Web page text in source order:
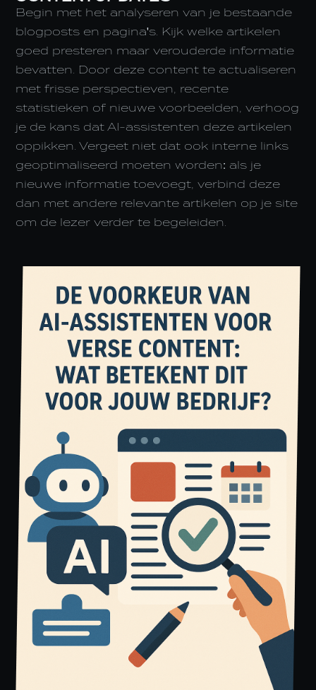
Begin met het analyseren van je bestaande
blogposts en pagina's. Kijk welke artikelen
goed presteren maar verouderde informatie
bevatten. Door deze content te actualiseren
met frisse perspectieven, recente
statistieken of nieuwe voorbeelden, verhoog
je de kans dat AI-assistenten deze artikelen
oppikken. Vergeet niet dat ook interne links
geoptimaliseerd moeten worden: als je
nieuwe informatie toevoegt, verbind deze
dan met andere relevante artikelen op je site
om de lezer verder te begeleiden.